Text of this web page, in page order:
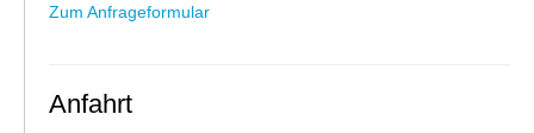
Zum Anfrageformular
Anfahrt